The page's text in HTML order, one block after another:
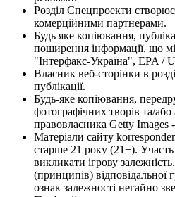
Розділ Спецпроекти
комерційними партнерами.
Будь яке копіювання,
поширення інформації, що
"Інтерфакс-Україна", EPA /
Власник веб-сторінки в
публікації.
Будь-яке копіювання,
фотографічних творів та/або
правовласника Getty Images
Матеріали сайту
старше 21 року (21+).
викликати ігрову
(принципів)
ознак залежності негайно